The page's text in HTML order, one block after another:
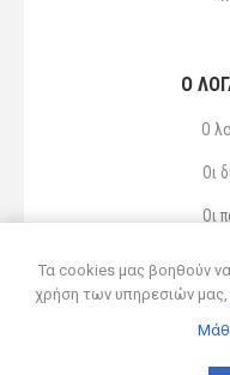
Ο
Ο
Οι
Οι
Τα cookies μας βοηθούν
χρήση των υπηρεσιών